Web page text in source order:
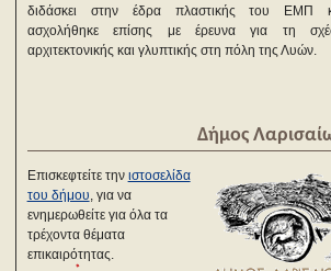
διδάσκει στην έδρα πλαστικής του ΕΜΠ
ασχολήθηκε επίσης με έρευνα για τη
αρχιτεκτονικής και γλυπτικής στη πόλη της Λυών.
Δήμος
Επισκεφτείτε την ιστοσελίδα
του δήμου, για να
ενημερωθείτε για όλα τα
τρέχοντα θέματα
επικαιρότητας.